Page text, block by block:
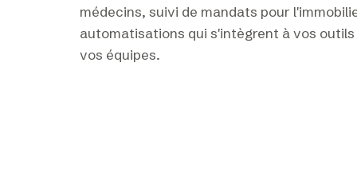
médecins, suivi de mandats pour
automatisations qui s'intègrent à vos
vos équipes.